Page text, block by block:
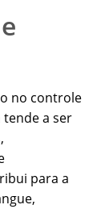
no controle
tende a ser
para a